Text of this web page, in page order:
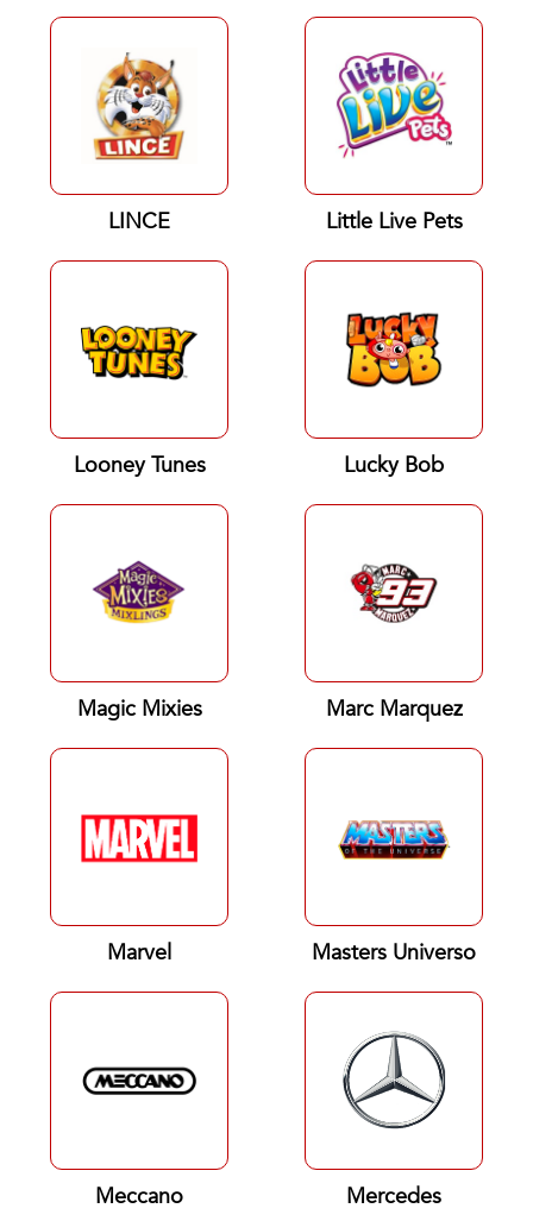
LINCE Little Live Pets
Looney Tunes Lucky Bob
Magic Mixies Marc Marquez
Marvel Masters Universo
Meccano Mercedes